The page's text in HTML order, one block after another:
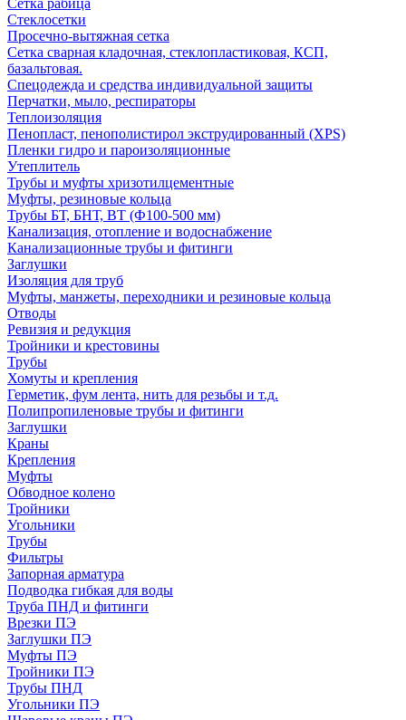
Сетка рабица
Стеклосетки
Просечно-вытяжная сетка
Сетка сварная кладочная, стеклопластиковая, КСП,
базальтовая.
Спецодежда и средства индивидуальной защиты
Перчатки, мыло, респираторы
Теплоизоляция
Пенопласт, пенополистирол экструдированный (XPS)
Пленки гидро и пароизоляционные
Утеплитель
Трубы и муфты хризотилцементные
Муфты, резиновые кольца
Трубы БТ, БНТ, ВТ (Ф100-500 мм)
Канализация, отопление и водоснабжение
Канализационные трубы и фитинги
Заглушки
Изоляция для труб
Муфты, манжеты, переходники и резиновые кольца
Отводы
Ревизия и редукция
Тройники и крестовины
Трубы
Хомуты и крепления
Герметик, фум лента, нить для резьбы и т.д.
Полипропиленовые трубы и фитинги
Заглушки
Краны
Крепления
Муфты
Обводное колено
Тройники
Угольники
Трубы
Фильтры
Запорная арматура
Подводка гибкая для воды
Труба ПНД и фитинги
Врезки ПЭ
Заглушки ПЭ
Муфты ПЭ
Тройники ПЭ
Трубы ПНД
Угольники ПЭ